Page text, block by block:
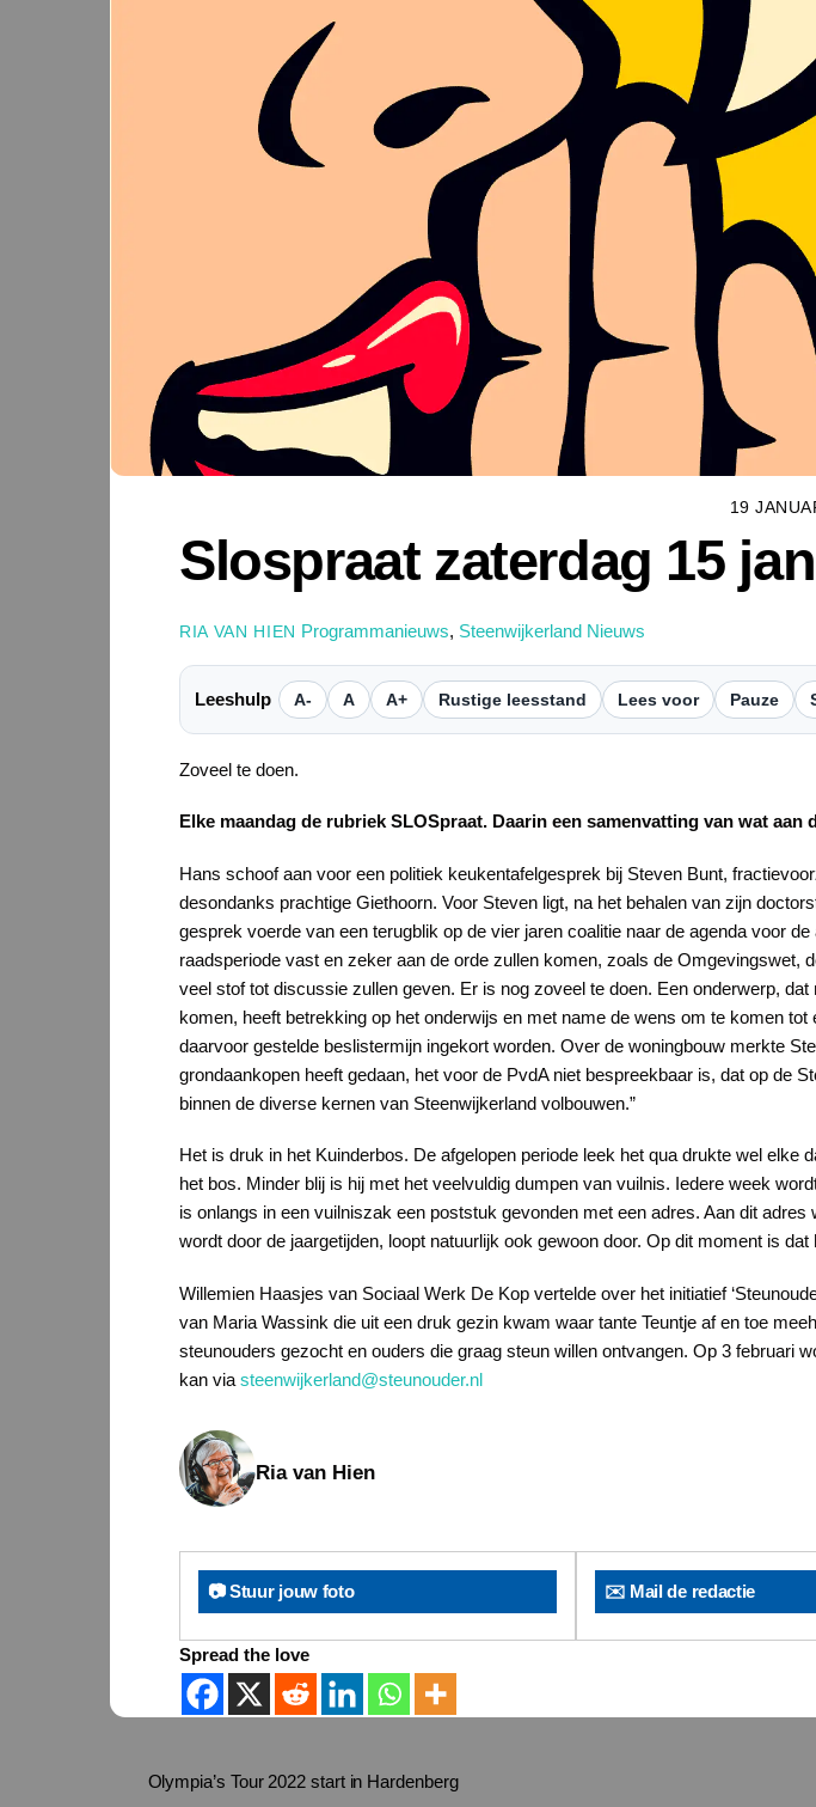
19
Slospraat zaterdag 15
RIA VAN HIEN Programmanieuws, Steenwijkerland Nieuws
Leeshulp A- A A+ Rustige leesstand Lees voor Pauze
Zoveel te doen.
Elke maandag de rubriek SLOSpraat. Daarin een samenvatting van wat
Hans schoof aan voor een politiek keukentafelgesprek bij Steven Bunt,
desondanks prachtige Giethoorn. Voor Steven ligt, na het behalen van zijn
gesprek voerde van een terugblik op de vier jaren coalitie naar de agenda voor
raadsperiode vast en zeker aan de orde zullen komen, zoals de Omgevingswet,
veel stof tot discussie zullen geven. Er is nog zoveel te doen. Een onderwerp,
komen, heeft betrekking op het onderwijs en met name de wens om te komen
daarvoor gestelde beslistermijn ingekort worden. Over de woningbouw merkte
grondaankopen heeft gedaan, het voor de PvdA niet bespreekbaar is, dat op de
binnen de diverse kernen van Steenwijkerland volbouwen.”
Het is druk in het Kuinderbos. De afgelopen periode leek het qua drukte wel
het bos. Minder blij is hij met het veelvuldig dumpen van vuilnis. Iedere week
is onlangs in een vuilniszak een poststuk gevonden met een adres. Aan dit
wordt door de jaargetijden, loopt natuurlijk ook gewoon door. Op dit moment is
Willemien Haasjes van Sociaal Werk De Kop vertelde over het initiatief
van Maria Wassink die uit een druk gezin kwam waar tante Teuntje af en toe
steunouders gezocht en ouders die graag steun willen ontvangen. Op 3 februari
kan via steenwijkerland@steunouder.nl
Ria van Hien
📷 Stuur jouw foto ✉️ Mail de redactie
Spread the love
Olympia’s Tour 2022 start in Hardenberg